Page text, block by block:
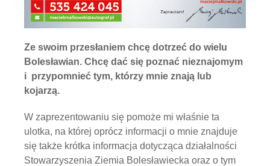
Ze swoim przesłaniem chcę dotrzeć do wielu
Bolesławian. Chcę dać się poznać nieznajomym
i przypomnieć tym, którzy mnie znają lub
kojarzą.
W zaprezentowaniu się pomoże mi właśnie ta
ulotka, na której oprócz informacji o mnie znajduje
się także krótka informacja dotycząca działalności
Stowarzyszenia Ziemia Bolesławiecka oraz o tym